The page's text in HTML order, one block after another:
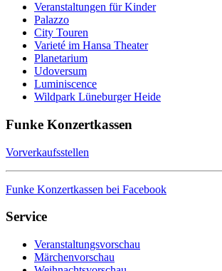
Veranstaltungen für Kinder
Palazzo
City Touren
Varieté im Hansa Theater
Planetarium
Udoversum
Luminiscence
Wildpark Lüneburger Heide
Funke Konzertkassen
Vorverkaufsstellen
Funke Konzertkassen bei Facebook
Service
Veranstaltungsvorschau
Märchenvorschau